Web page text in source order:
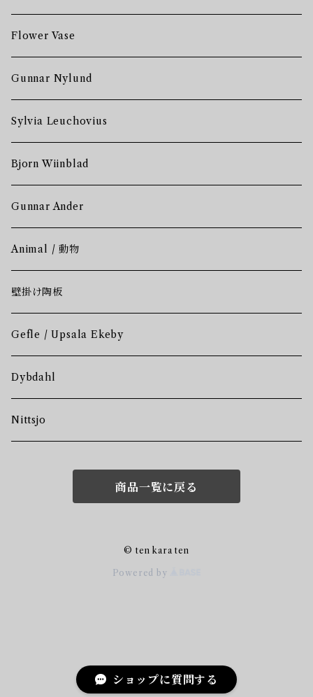
ショップに質問する
Flower Vase
Gunnar Nylund
Sylvia Leuchovius
Bjorn Wiinblad
Gunnar Ander
Animal / 動物
壁掛け陶板
Gefle / Upsala Ekeby
Dybdahl
Nittsjo
商品一覧に戻る
© ten kara ten
Powered by